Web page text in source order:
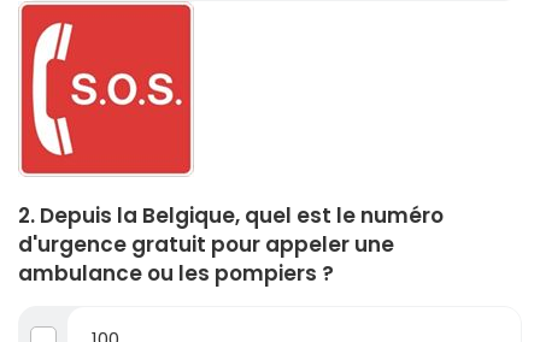
2. Depuis la Belgique, quel est le numéro
d'urgence gratuit pour appeler une
ambulance ou les pompiers ?